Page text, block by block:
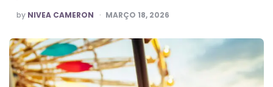
POSTED
BY
by NIVEA CAMERON MARÇO 18, 2026